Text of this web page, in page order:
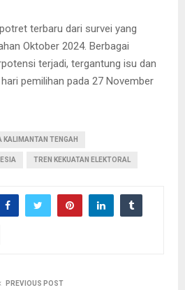
terbaru dari survei yang
Oktober 2024. Berbagai
terjadi, tergantung isu dan
pemilihan pada 27 November
KALIMANTAN TENGAH
TREN KEKUATAN ELEKTORAL
PREVIOUS POST